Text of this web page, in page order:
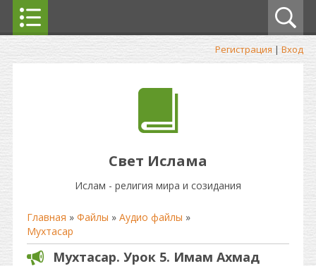
Регистрация | Вход
Свет Ислама
Ислам - религия мира и созидания
Главная » Файлы » Аудио файлы »
Мухтасар
Мухтасар. Урок 5. Имам Ахмад